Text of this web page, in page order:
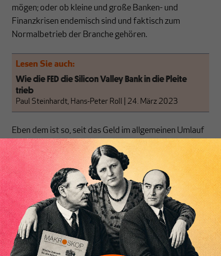
Inhaltsverzeichnis
mögen; oder ob kleine und große Banken- und
Finanzkrisen endemisch sind und faktisch zum
Normal­betrieb der Branche gehören.
Lesen Sie auch:
Wie die FED die Silicon Valley Bank in die Pleite
trieb
Paul Steinhardt, Hans-Peter Roll 24. März 2023
Eben dem ist so, seit das Geld im allgemeinen Umlauf
zu 90 bis 98% aus frei erzeug­tem Bankengeld
besteht (Buchgeld, Giralgeld). Das gesamte
Geldwesen stellt sich als ein Bankengeldregime dar. Es
wird von den Banken und ihrem Buchgeld dominiert,
wobei dieses Buchgeld sich gleichsam in Geiselhaft
der Bankbilanzen befindet, und die Zentral­banken
samt Regierung sich in der Rolle von Auxiliarorganen
des Bankensektors wiederfinden, genötigt, den
Banken jederzeit zu Hilfe eilen zu müssen, sobald es